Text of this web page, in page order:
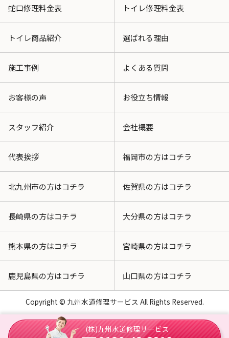
蛇口修理料金表 トイレ修理料金表
トイレ商品紹介 選ばれる理由
施工事例 よくある質問
お客様の声 お役立ち情報
スタッフ紹介 会社概要
代表挨拶 福岡市の方はコチラ
北九州市の方はコチラ 佐賀県の方はコチラ
長崎県の方はコチラ 大分県の方はコチラ
熊本県の方はコチラ 宮崎県の方はコチラ
鹿児島県の方はコチラ 山口県の方はコチラ
Copyright © 九州水道修理サービス All Rights Reserved.
(株)九州水道修理サービス